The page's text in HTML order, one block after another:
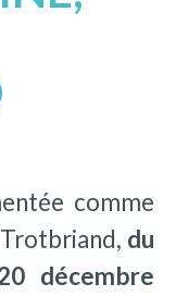
comme
du
décembre